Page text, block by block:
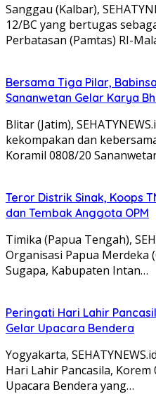
Sanggau (Kalbar),
12/BC yang bertugas
Perbatasan (Pamtas) RI-
Bersama Tiga Pilar,
Sananwetan Gelar Karya
Blitar (Jatim),
kekompakan dan
Koramil 0808/20
Teror Distrik Sinak, Koops
dan Tembak Anggota OPM
Timika (Papua Tengah),
Organisasi Papua Merdeka
Sugapa, Kabupaten Intan…
Peringati Hari Lahir
Gelar Upacara Bendera
Yogyakarta,
Hari Lahir Pancasila,
Upacara Bendera yang…